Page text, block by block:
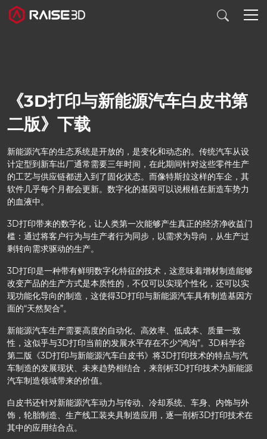
软件
材料
行业应用
《3D打印与新能源汽车白皮书第
二版》下载
新能源汽车的生态系统是开放的，是变化和动态的。传统汽车从设
计定型到新车出厂通常需要三年时间，在此期间针对这些零件生产
的工艺与供应链都进入到了固化状态。而像特斯拉这样的车企，其
软件几乎每个月都会更新。数字化的基因可以说根植在新造车势力
的血液中。
3D打印带来的数字化，让人类第一次能够产生真正的经济净收益门
槛：通过将客户行为与生产者行为同步，以需求为导向，从生产过
剩转向需求驱动的生产。
3D打印是一种带有鲜明数字化特征的技术，这意味着增材制造能够
改变产品的生产方式是本质性的，不仅可以实现个性化，还可以实
现功能化导向的制造，这使得3D打印与新能源汽车具有制造基因方
面的“天然契合”。
新能源汽车生产需要高度的自动化、高效率、低成本、质量一致
性，这似乎与3D打印当前的发展水平存在不少“鸿沟”。3D科学谷
第二版《3D打印与新能源汽车白皮书》将3D打印技术的特点与汽
车制造的发展现状、未来趋势相结合，来剖析3D打印技术为新能源
汽车制造领域带来的价值。
白皮书还针对新能源汽车动力与传动、冷却系统、车身、内饰与外
饰，轮胎制造、生产线工装夹具制造应用，逐一剖析3D打印技术在
其中的应用结合点。